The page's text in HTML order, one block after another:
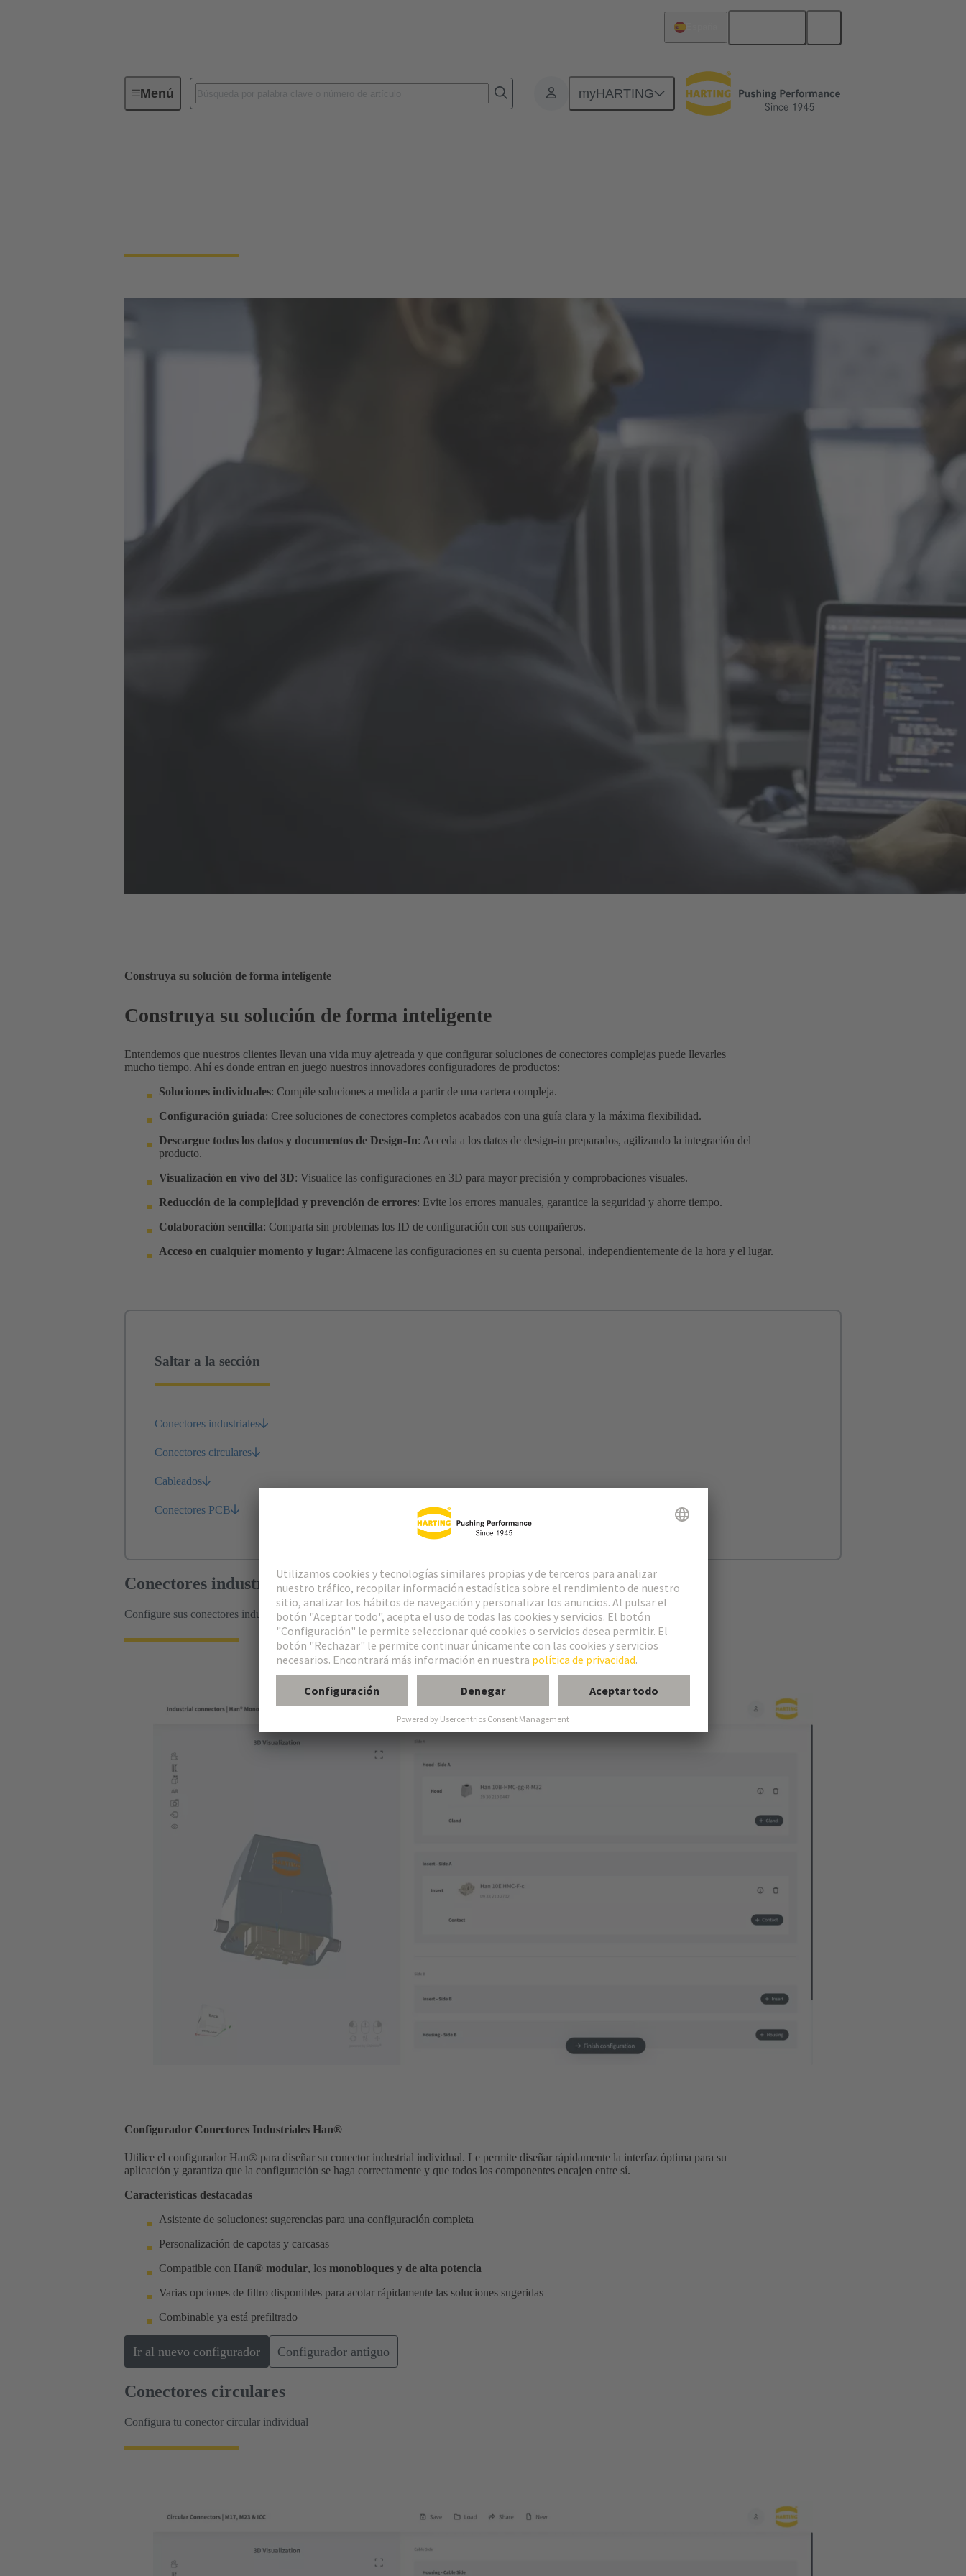
Menú myHARTING
Configuradores de producto HARTING
Construya su solución de forma inteligente
Construya su solución de forma inteligente
Entendemos que nuestros clientes llevan una vida muy ajetreada y que configurar soluciones de conectores complejas puede llevarles
mucho tiempo. Ahí es donde entran en juego nuestros innovadores configuradores de productos:
Soluciones individuales: Compile soluciones a medida a partir de una cartera compleja.
Configuración guiada: Cree soluciones de conectores completos acabados con una guía clara y la máxima flexibilidad.
Descargue todos los datos y documentos de Design-In: Acceda a los datos de design-in preparados, agilizando la integración del
producto.
Visualización en vivo del 3D: Visualice las configuraciones en 3D para mayor precisión y comprobaciones visuales.
Reducción de la complejidad y prevención de errores: Evite los errores manuales, garantice la seguridad y ahorre tiempo.
Colaboración sencilla: Comparta sin problemas los ID de configuración con sus compañeros.
Acceso en cualquier momento y lugar: Almacene las configuraciones en su cuenta personal, independientemente de la hora y el lugar.
Saltar a la sección
Conectores industriales
Conectores circulares
Cableados
Conectores PCB
Conectores industriales
Configure sus conectores industriales individuales
Configurador Conectores Industriales Han®
Utilice el configurador Han® para diseñar su conector industrial individual. Le permite diseñar rápidamente la interfaz óptima para su
aplicación y garantiza que la configuración se haga correctamente y que todos los componentes encajen entre sí.
Características destacadas
Asistente de soluciones: sugerencias para una configuración completa
Personalización de capotas y carcasas
Compatible con Han® modular, los monobloques y de alta potencia
Varias opciones de filtro disponibles para acotar rápidamente las soluciones sugeridas
Combinable ya está prefiltrado
Ir al nuevo configurador Configurador antiguo
Conectores circulares
Configura tu conector circular individual